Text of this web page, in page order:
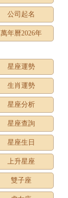
公司起名
萬年曆2026年
星座運勢
生肖運勢
星座分析
星座查詢
星座生日
上升星座
雙子座